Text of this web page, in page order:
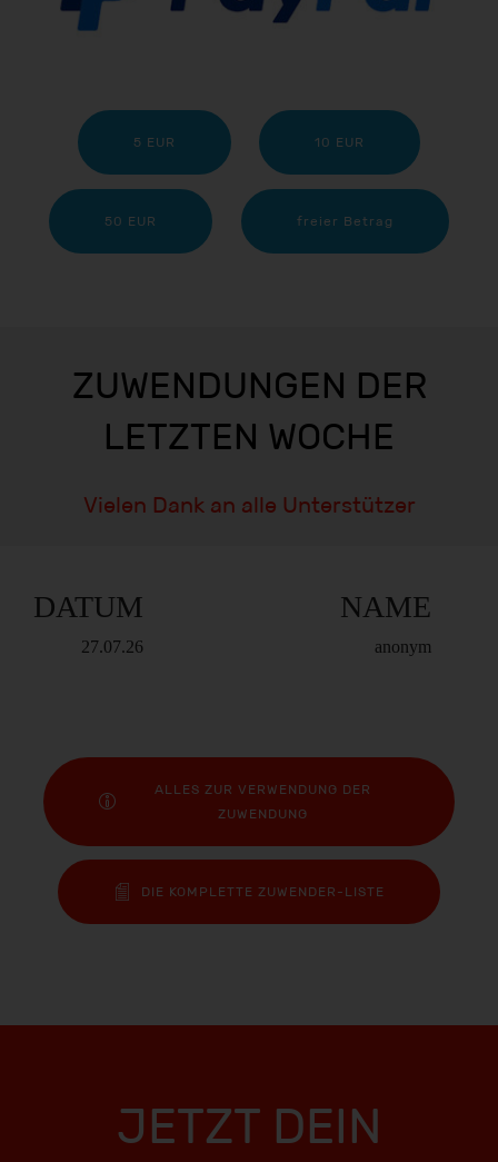
5 EUR 10 EUR
50 EUR freier Betrag
ZUWENDUNGEN DER
LETZTEN WOCHE
Vielen Dank an alle Unterstützer
DATUM NAME
27.07.26 anonym
ALLES ZUR VERWENDUNG DER
ZUWENDUNG
DIE KOMPLETTE ZUWENDER-LISTE
JETZT DEIN